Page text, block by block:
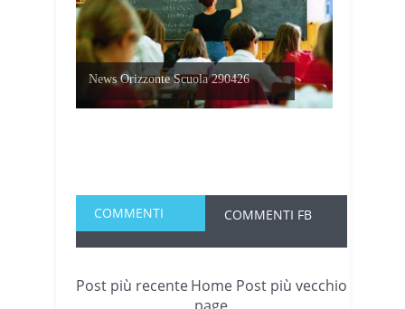
News Orizzonte Scuola 290426
COMMENTI COMMENTI FB
Post più recente Post più vecchio
Home